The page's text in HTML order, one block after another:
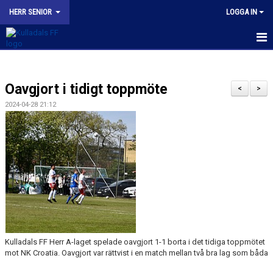
HERR SENIOR LOGGA IN
NYHETER
KALENDER
TRUPPEN
BILDGALLERI
KONTAKT
MATCHER
KFF HERR A INSTAGRAM
>
<
Oavgjort i tidigt toppmöte
2024-04-28 21:12
Kulladals FF Herr A-laget spelade oavgjort 1-1 borta i det tidiga toppmötet
mot NK Croatia. Oavgjort var rättvist i en match mellan två bra lag som båda